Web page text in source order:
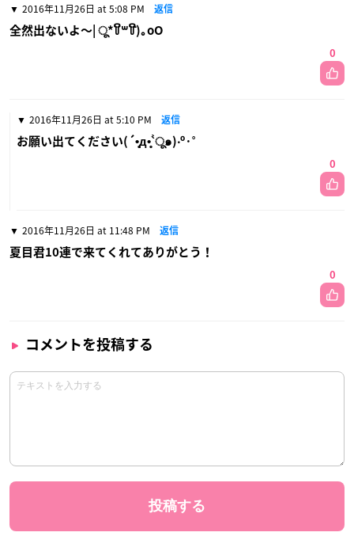
2016年11月26日 at 5:08 PM 返信
全然出ないよ〜| ू*꒦ິ꒳꒦ີ)｡oO
0
2016年11月26日 at 5:10 PM 返信
お願い出てください(´•̥̥̥д•̥̥̥`̀ू๑)‧º·˚
0
2016年11月26日 at 11:48 PM 返信
夏目君10連で来てくれてありがとう！
0
コメントを投稿する